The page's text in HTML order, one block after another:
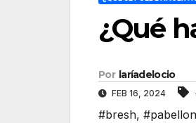
¿Qué
Por laríadelocio
FEB 16, 2024
#bresh,